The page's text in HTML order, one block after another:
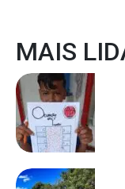
MAIS